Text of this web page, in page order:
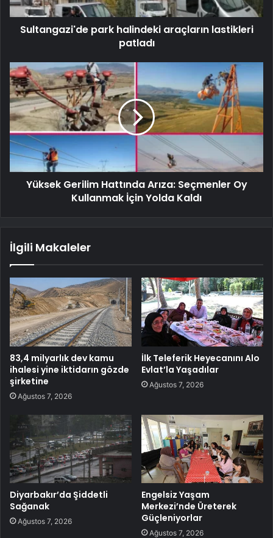
Sultangazi'de park halindeki araçların lastikleri
patladı
Yüksek Gerilim Hattında Arıza: Seçmenler Oy
Kullanmak İçin Yolda Kaldı
İlgili Makaleler
83,4 milyarlık dev kamu
ihalesi yine iktidarın gözde
şirketine
Ağustos 7, 2026
İlk Teleferik Heyecanını Alo
Evlat’la Yaşadılar
Ağustos 7, 2026
Diyarbakır’da Şiddetli
Sağanak
Ağustos 7, 2026
Engelsiz Yaşam
Merkezi’nde Üreterek
Güçleniyorlar
Ağustos 7, 2026